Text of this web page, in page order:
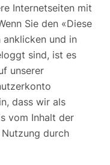
Internetseiten mit
Sie den «Diese
und in
sind, ist es
unserer
dass wir als
vom Inhalt der
durch